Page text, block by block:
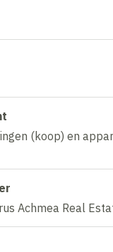
(koop) en
Achmea Real